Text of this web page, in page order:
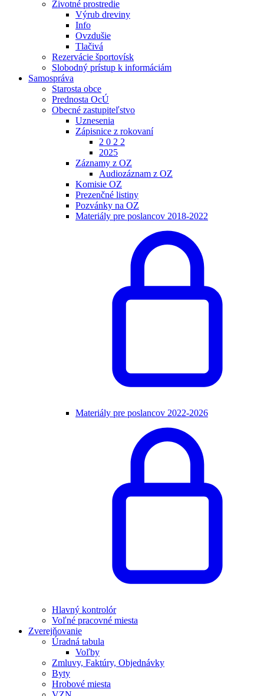
Životné prostredie
Výrub dreviny
Info
Ovzdušie
Tlačivá
Rezervácie športovísk
Slobodný prístup k informáciám
Samospráva
Starosta obce
Prednosta OcÚ
Obecné zastupiteľstvo
Uznesenia
Zápisnice z rokovaní
2 0 2 2
2025
Záznamy z OZ
Audiozáznam z OZ
Komisie OZ
Prezenčné listiny
Pozvánky na OZ
Materiály pre poslancov 2018-2022
Materiály pre poslancov 2022-2026
Hlavný kontrolór
Voľné pracovné miesta
Zverejňovanie
Úradná tabula
Voľby
Zmluvy, Faktúry, Objednávky
Byty
Hrobové miesta